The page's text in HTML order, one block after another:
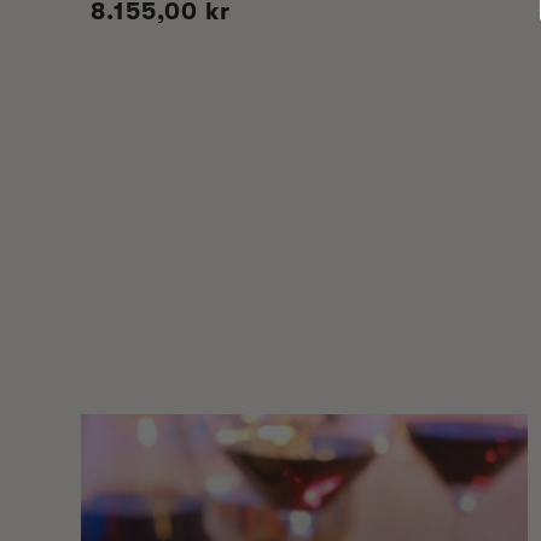
Vanlig
8.155,00 kr